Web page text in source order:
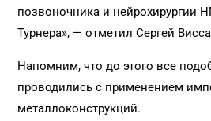
позвоночника и нейрохирургии
Турнера», — отметил Сергей
Напомним, что до этого все
проводились с применением
металлоконструкций.